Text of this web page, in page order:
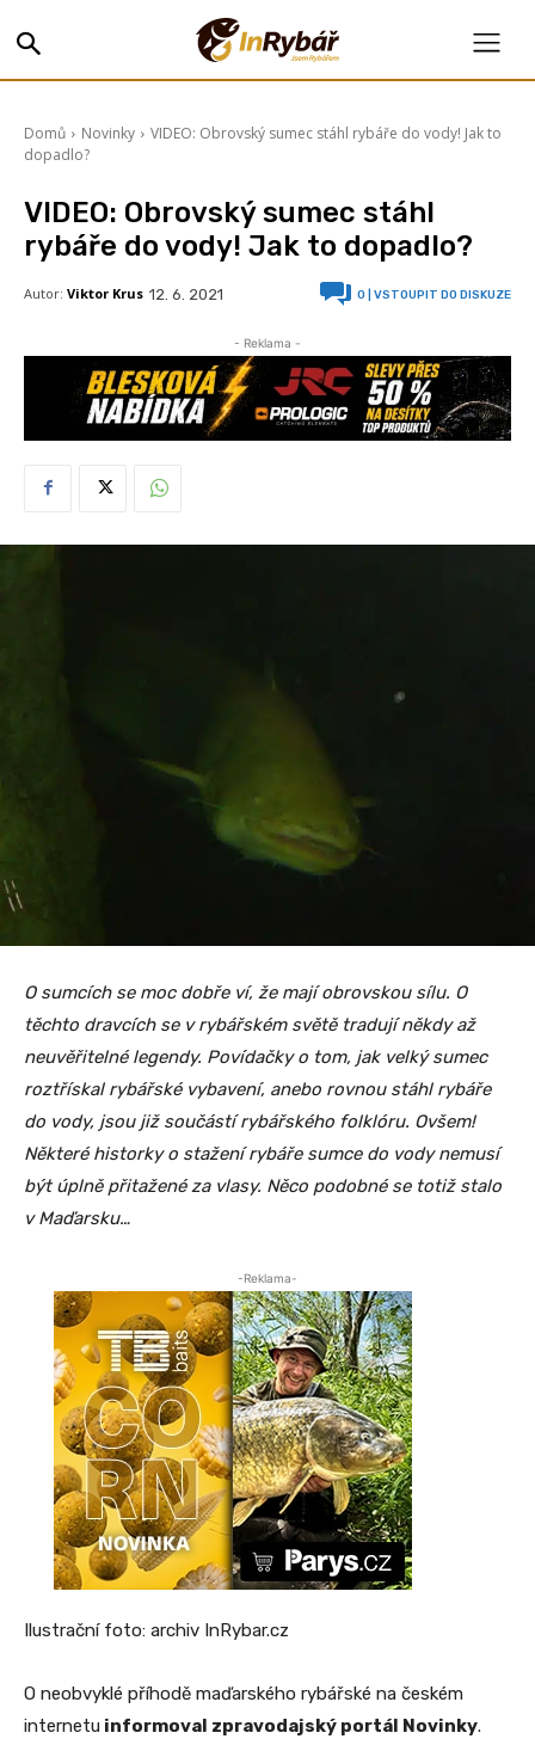
Domů Novinky
VIDEO: Obrovský sumec stáhl rybáře do vody! Jak to
dopadlo?
VIDEO: Obrovský sumec stáhl
rybáře do vody! Jak to dopadlo?
Autor: Viktor Krus 12. 6. 2021 0 | VSTOUPIT DO DISKUZE
- Reklama -
O sumcích se moc dobře ví, že mají obrovskou sílu. O
těchto dravcích se v rybářském světě tradují někdy až
neuvěřitelné legendy. Povídačky o tom, jak velký sumec
roztřískal rybářské vybavení, anebo rovnou stáhl rybáře
do vody, jsou již součástí rybářského folklóru. Ovšem!
Některé historky o stažení rybáře sumce do vody nemusí
být úplně přitažené za vlasy. Něco podobné se totiž stalo
v Maďarsku…
-Reklama-
Ilustrační foto: archiv InRybar.cz
O neobvyklé příhodě maďarského rybářské na českém
internetu informoval zpravodajský portál Novinky.